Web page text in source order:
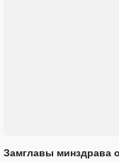
Замглавы минздрава